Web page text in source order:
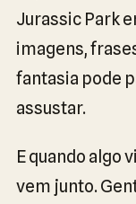
Jurassic Park
imagens,
fantasia pode
assustar.
E quando algo
vem junto.